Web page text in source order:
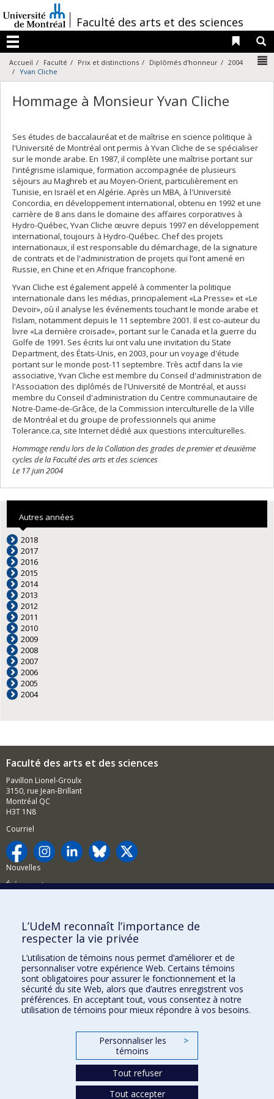
au
contenu
/Faculté des arts et des sciences
Menu
Liens
Accueil Faculté Prix et distinctions Diplômés d'honneur
2004
Yvan Cliche
Hommage à Monsieur Yvan Cliche
Ses études de baccalauréat et de maîtrise en science politique à
l'Université de Montréal ont permis à Yvan Cliche de se spécialiser
sur le monde arabe. En 1987, il complète une maîtrise portant sur
l'intégrisme islamique, formation accompagnée de plusieurs
séjours au Maghreb et au Moyen-Orient, particulièrement en
Tunisie, en Israël et en Algérie. Après un MBA, à l'Université
Concordia, en développement international, obtenu en 1992 et une
carrière de 8 ans dans le domaine des affaires corporatives à
Hydro-Québec, Yvan Cliche œuvre depuis 1997 en développement
international, toujours à Hydro-Québec. Chef des projets
internationaux, il est responsable du démarchage, de la signature
de contrats et de l'administration de projets qui l’ont amené en
Russie, en Chine et en Afrique francophone.
Yvan Cliche est également appelé à commenter la politique
internationale dans les médias, principalement «La Presse» et «Le
Devoir», où il analyse les événements touchant le monde arabe et
l’islam, notamment depuis le 11 septembre 2001. Il est co-auteur du
livre «La dernière croisade», portant sur le Canada et la guerre du
Golfe de 1991. Ses écrits lui ont valu une invitation du State
Department, des États-Unis, en 2003, pour un voyage d'étude
portant sur le monde post-11 septembre. Très actif dans la vie
associative, Yvan Cliche est membre du Conseil d'administration de
l'Association des diplômés de l'Université de Montréal, et aussi
membre du Conseil d'administration du Centre communautaire de
Notre-Dame-de-Grâce, de la Commission interculturelle de la Ville
de Montréal et du groupe de professionnels qui anime
Tolerance.ca, site Internet dédié aux questions interculturelles.
Hommage rendu lors de la Collation des grades de premier et deuxième
cycles de la Faculté des arts et des sciences
Le 17 juin 2004
Autres années
2018
2017
2016
2015
2014
2013
2012
2011
2010
2009
2008
2007
2006
2005
2004
Faculté des arts et des sciences
Pavillon Lionel-Groulx
3150, rue Jean-Brillant
Montréal QC
H3T 1N8
Courriel
Nouvelles
Événements
BESOIN D'AIDE?
Plan du site
Signaler une erreur
Accessibilité
FACULTÉ DES ARTS ET DES SCIENCES
Nos programmes et cours
L’UdeM reconnaît l’importance de
respecter la vie privée
L’utilisation de témoins nous permet d’améliorer et de
personnaliser votre expérience Web. Certains témoins
sont obligatoires pour assurer le fonctionnement et la
sécurité du site Web, alors que d’autres enregistrent vos
préférences. En acceptant tout, vous consentez à notre
utilisation de témoins pour mieux répondre à vos besoins.
Personnaliser les
témoins
>
Tout refuser
Tout accepter